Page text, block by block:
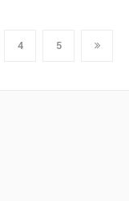
4 5